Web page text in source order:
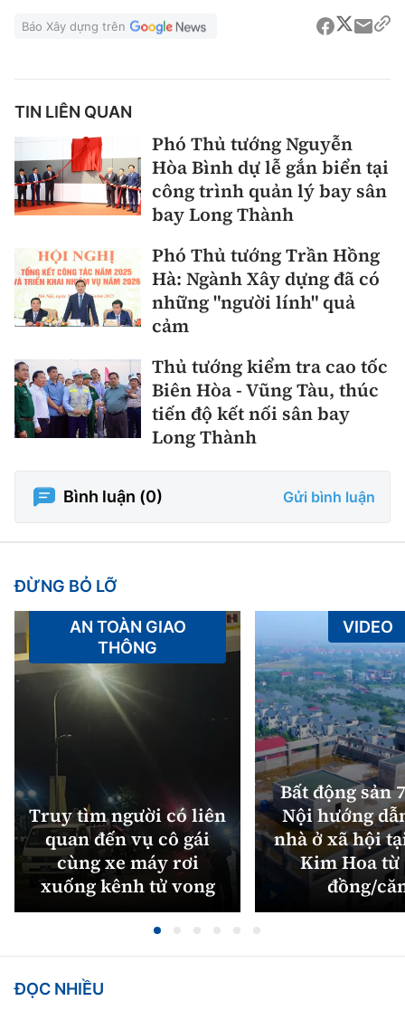
Báo Xây dựng trên
TIN LIÊN QUAN
Phó Thủ tướng Nguyễn
Hòa Bình dự lễ gắn biển tại
công trình quản lý bay sân
bay Long Thành
Phó Thủ tướng Trần Hồng
Hà: Ngành Xây dựng đã có
những "người lính" quả
cảm
Thủ tướng kiểm tra cao tốc
Biên Hòa - Vũng Tàu, thúc
tiến độ kết nối sân bay
Long Thành
Bình luận (0) Gửi bình luận
ĐỪNG BỎ LỠ
Truy tìm người có liên
quan đến vụ cô gái
cùng xe máy rơi
xuống kênh tử vong
AN TOÀN GIAO
THÔNG
Bất động sản
Nội hướng
nhà ở xã hội
Kim Hoa từ
đồng/
VIDEO
ĐỌC NHIỀU